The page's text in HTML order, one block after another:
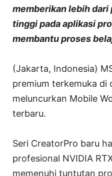
memberikan lebih
tinggi pada aplikasi
membantu proses
(Jakarta, Indonesia)
premium terkemuka di
meluncurkan Mobile
terbaru.
Seri CreatorPro baru
profesional NVIDIA
memenuhi tuntutan